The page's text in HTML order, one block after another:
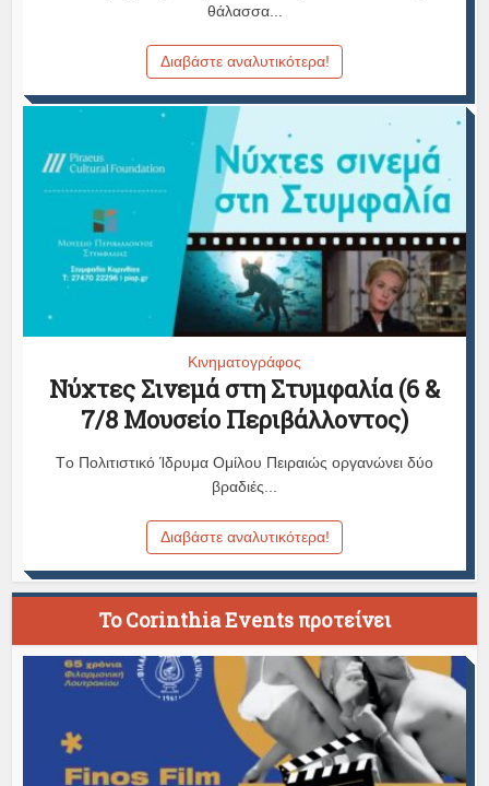
θάλασσα...
Διαβάστε αναλυτικότερα!
Κινηματογράφος
Νύχτες Σινεμά στη Στυμφαλία (6 &
7/8 Μουσείο Περιβάλλοντος)
Tο Πολιτιστικό Ίδρυμα Ομίλου Πειραιώς οργανώνει δύο
βραδιές...
Διαβάστε αναλυτικότερα!
To Corinthia Events προτείνει